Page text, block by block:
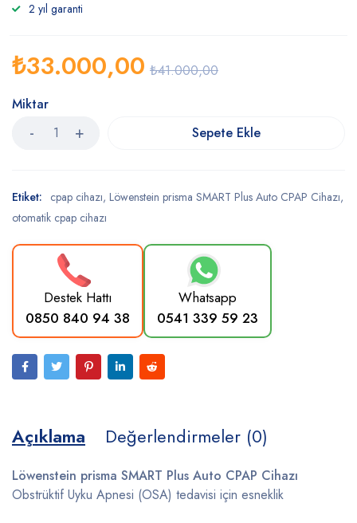
2 yıl garanti
₺41.000,00
₺33.000,00
Miktar
Sepete Ekle
Etiket: cpap cihazı, Löwenstein prisma SMART Plus Auto CPAP Cihazı,
otomatik cpap cihazı
Destek Hattı
0850 840 94 38
Whatsapp
0541 339 59 23
Açıklama Değerlendirmeler (0)
Löwenstein prisma SMART Plus Auto CPAP Cihazı
Obstrüktif Uyku Apnesi (OSA) tedavisi için esneklik